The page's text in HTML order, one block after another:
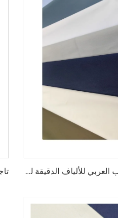
مبيعات ساخنة قماش الثوب العربي للألياف الدقيقة للرجال قماش بوليستر مجوف قماش toyobo قميص ثوب عربي